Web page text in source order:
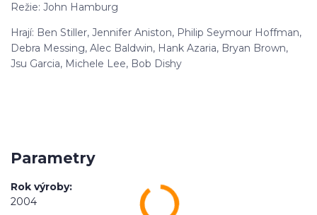
Režie: John Hamburg
Hrají: Ben Stiller, Jennifer Aniston, Philip Seymour Hoffman,
Debra Messing, Alec Baldwin, Hank Azaria, Bryan Brown,
Jsu Garcia, Michele Lee, Bob Dishy
Parametry
Rok výroby
2004